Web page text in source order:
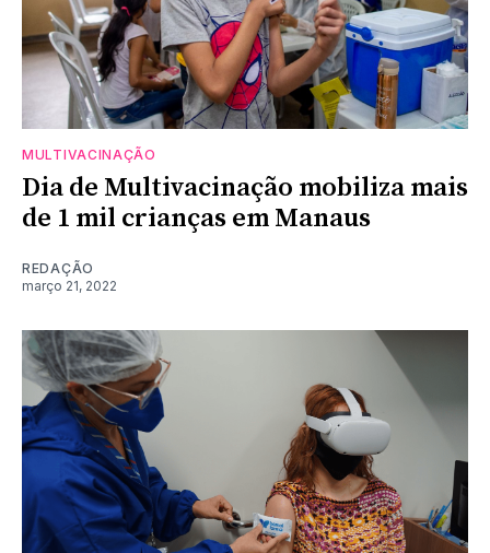
MULTIVACINAÇÃO
Dia de Multivacinação mobiliza mais
de 1 mil crianças em Manaus
REDAÇÃO
março 21, 2022